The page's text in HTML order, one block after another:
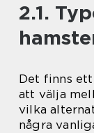
2.1.
Det finns
att välja
vilka
några